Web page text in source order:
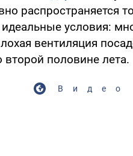
распространяется
условия:
вентиляция
второй половине лета.
Видео